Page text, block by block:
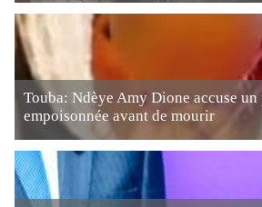
Touba: Ndèye Amy Dione accuse
empoisonnée avant de mourir